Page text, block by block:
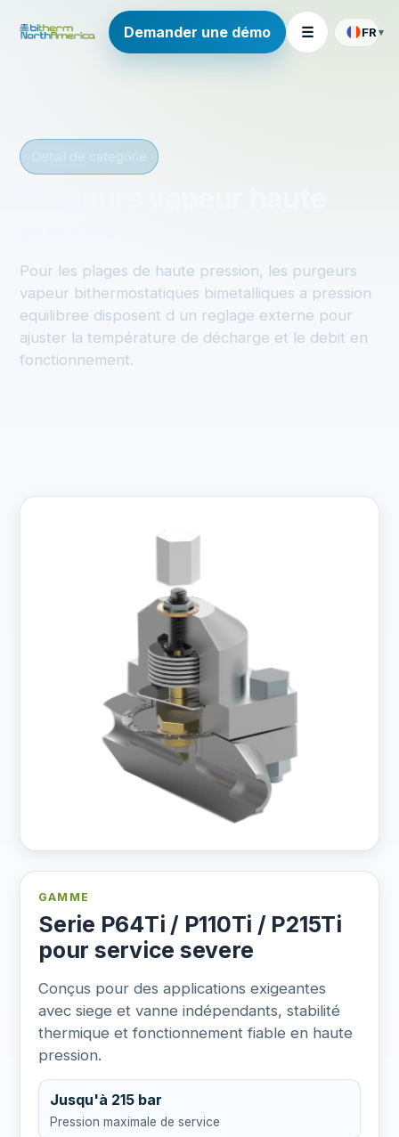
Demander une démo ☰ FR ▾
Pour les plages de haute pression, les purgeurs
vapeur bithermostatiques bimetalliques a pression
equilibree disposent d un reglage externe pour
ajuster la température de décharge et le debit en
fonctionnement.
GAMME
Serie P64Ti / P110Ti / P215Ti
pour service severe
Conçus pour des applications exigeantes
avec siege et vanne indépendants, stabilité
thermique et fonctionnement fiable en haute
pression.
Jusqu'à 215 bar
Pression maximale de service